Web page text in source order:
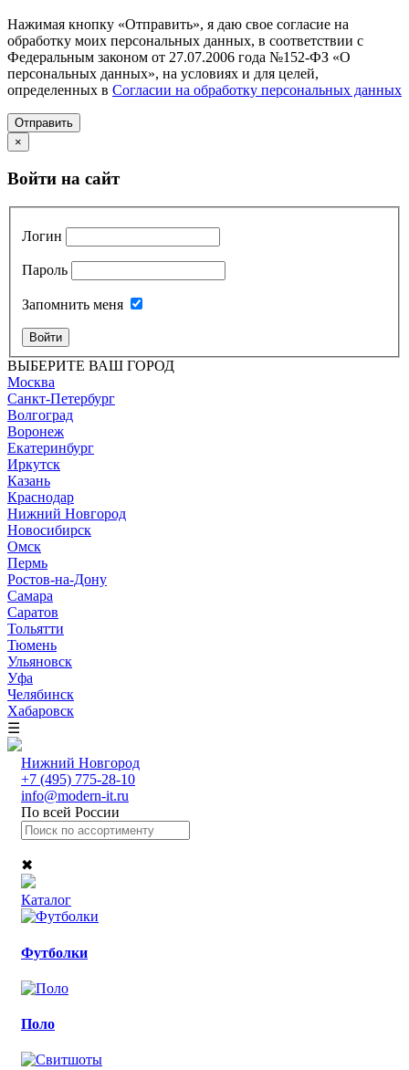
Нажимая кнопку «Отправить», я даю свое согласие на
обработку моих персональных данных, в соответствии с
Федеральным законом от 27.07.2006 года №152-ФЗ «О
персональных данных», на условиях и для целей,
определенных в Согласии на обработку персональных данных
Отправить
×
Войти на сайт
Логин
Пароль
Запомнить меня
Войти
ВЫБЕРИТЕ ВАШ ГОРОД
Москва
Санкт-Петербург
Волгоград
Воронеж
Екатеринбург
Иркутск
Казань
Краснодар
Нижний Новгород
Новосибирск
Омск
Пермь
Ростов-на-Дону
Самара
Саратов
Тольятти
Тюмень
Ульяновск
Уфа
Челябинск
Хабаровск
☰
Нижний Новгород
+7 (495) 775-28-10
info@modern-it.ru
По всей России
✖
Каталог
Футболки
Поло